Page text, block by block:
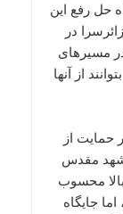
حل رفع این
مشکل نام برد و گفت: ما در نظر داریم که 8 زائرسرا در
و 4 زائرسرا در مسیرهای
از آنها
حمایت از
مقدس
محسوب
جایگاه